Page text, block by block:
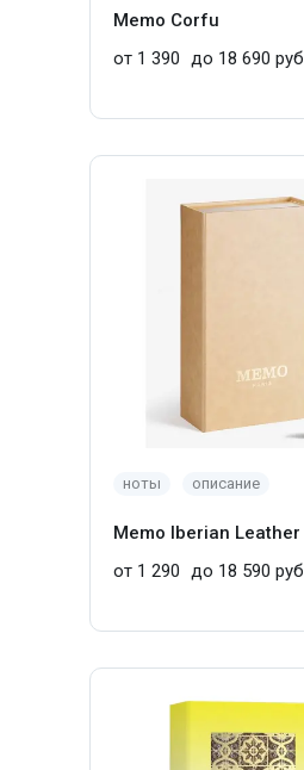
Memo Corfu
от 1 390
до 18 690 руб
ноты описание
Memo Iberian Leather
от 1 290
до 18 590 руб